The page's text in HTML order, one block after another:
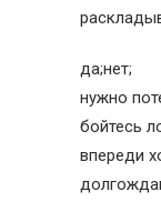
да;нет;
нужно
бойтесь
впереди